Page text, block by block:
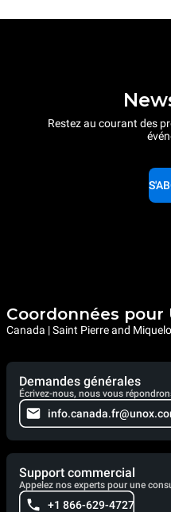
Restez au courant des
Coordonnées pour
Canada | Saint Pierre and
Demandes générales
Écrivez-nous, nous vous
Support commercial
Appelez nos experts pour une
+1 866-629-4727